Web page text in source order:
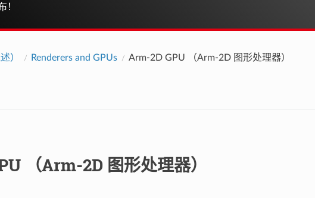
！
） Renderers and GPUs Arm-2D GPU （Arm-2D 图形处理器）
（Arm-2D 图形处理器）